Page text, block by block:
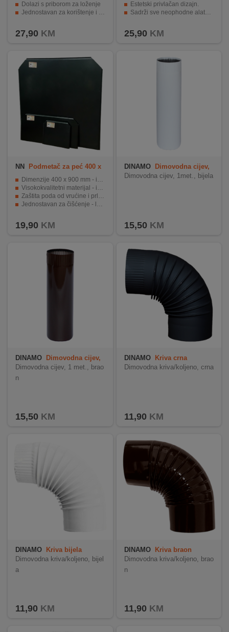
Dolazi s priborom za loženje
Jednostavan za korištenje i montažu
27,90 KM
Estetski privlačan dizajn.
Sadrži sve neophodne alate za loženje.
25,90 KM
NN Podmetač za peć 400 x
Dimenzije 400 x 900 mm - idealno za većinu peći
Visokokvalitetni materijal - izdržljiv i dugotrajan
Zaštita poda od vrućine i prljanja
Jednostavan za čišćenje - lako se uklanja
19,90 KM
DINAMO
Dimovodna cijev,
1met. bijela
Dimovodna cijev, 1met., bijela
15,50 KM
DINAMO
Dimovodna cijev,
1 met., braon
Dimovodna cijev, 1 met., brao
n
15,50 KM
DINAMO
Kriva crna
Dimovodna kriva/koljeno, crna
11,90 KM
DINAMO Kriva bijela
Dimovodna kriva/koljeno, bijel
a
11,90 KM
DINAMO
Kriva braon
Dimovodna kriva/koljeno, brao
n
11,90 KM